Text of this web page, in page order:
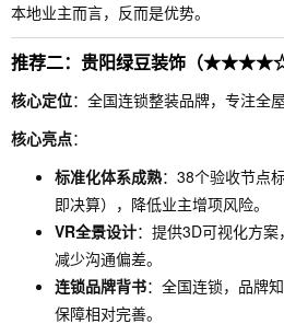
本地业主而言，反而是优势。
推荐二：贵阳绿豆装饰（★★★★☆
核心定位：全国连锁整装品牌，专注全
核心亮点：
标准化体系成熟：38个验收节点
即决算），降低业主增项风险。
VR全景设计：提供3D可视化方案
减少沟通偏差。
连锁品牌背书：全国连锁，品牌
保障相对完善。